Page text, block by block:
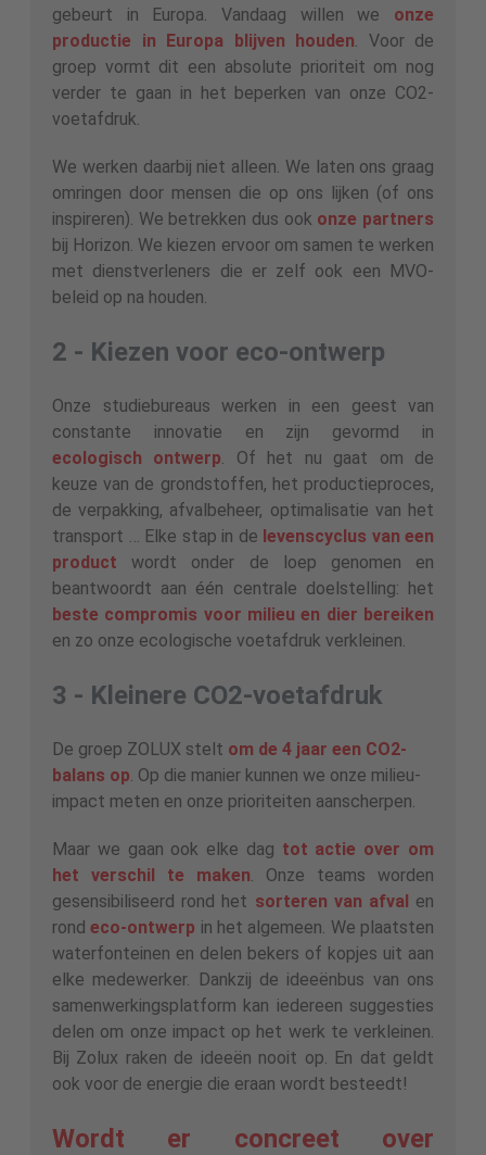
gebeurt in Europa. Vandaag willen we onze
productie in Europa blijven houden . Voor de
groep vormt dit een absolute prioriteit om nog
verder te gaan in het beperken van onze CO2-
voetafdruk.
We werken daarbij niet alleen. We laten ons graag
omringen door mensen die op ons lijken (of ons
inspireren). We betrekken dus ook onze partners
bij Horizon. We kiezen ervoor om samen te werken
met dienstverleners die er zelf ook een MVO-
beleid op na houden.
2 - Kiezen voor eco-ontwerp
Onze studiebureaus werken in een geest van
constante innovatie en zijn gevormd in
ecologisch ontwerp . Of het nu gaat om de
keuze van de grondstoffen, het productieproces,
de verpakking, afvalbeheer, optimalisatie van het
transport … Elke stap in de levenscyclus van een
product wordt onder de loep genomen en
beantwoordt aan één centrale doelstelling: het
beste compromis voor milieu en dier bereiken
en zo onze ecologische voetafdruk verkleinen.
3 - Kleinere CO2-voetafdruk
De groep ZOLUX stelt om de 4 jaar een CO2-
balans op . Op die manier kunnen we onze milieu-
impact meten en onze prioriteiten aanscherpen.
Maar we gaan ook elke dag tot actie over om
het verschil te maken . Onze teams worden
gesensibiliseerd rond het sorteren van afval en
rond eco-ontwerp in het algemeen. We plaatsten
waterfonteinen en delen bekers of kopjes uit aan
elke medewerker. Dankzij de ideeënbus van ons
samenwerkingsplatform kan iedereen suggesties
delen om onze impact op het werk te verkleinen.
Bij Zolux raken de ideeën nooit op. En dat geldt
ook voor de energie die eraan wordt besteedt!
Wordt er concreet over